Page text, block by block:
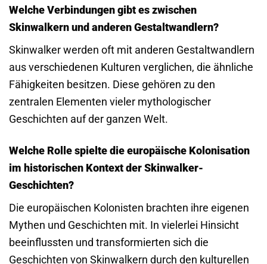
Welche Verbindungen gibt es zwischen
Skinwalkern und anderen Gestaltwandlern?
Skinwalker werden oft mit anderen Gestaltwandlern
aus verschiedenen Kulturen verglichen, die ähnliche
Fähigkeiten besitzen. Diese gehören zu den
zentralen Elementen vieler mythologischer
Geschichten auf der ganzen Welt.
Welche Rolle spielte die europäische Kolonisation
im historischen Kontext der Skinwalker-
Geschichten?
Die europäischen Kolonisten brachten ihre eigenen
Mythen und Geschichten mit. In vielerlei Hinsicht
beeinflussten und transformierten sich die
Geschichten von Skinwalkern durch den kulturellen